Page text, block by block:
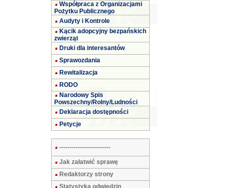
Współpraca z Organizacjami
Pożytku Publicznego
Audyty i Kontrole
Kącik adopcyjny bezpańskich
zwierząt
Druki dla interesantów
Sprawozdania
Rewitalizacja
RODO
Narodowy Spis
Powszechny/Rolny/Ludności
Deklaracja dostępności
Petycje
-------------------------
Jak załatwić sprawę
Redaktorzy strony
Statystyka odwiedzin